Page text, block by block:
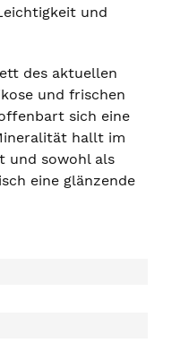
und
des aktuellen
und frischen
sich eine
hallt im
und sowohl als
eine glänzende